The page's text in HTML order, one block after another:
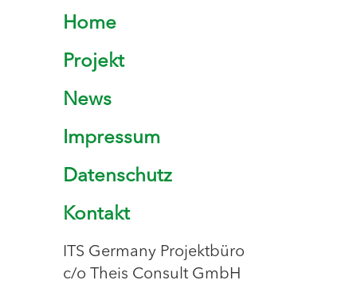
Home
Projekt
News
Impressum
Datenschutz
Kontakt
ITS Germany Projektbüro
c/o Theis Consult GmbH